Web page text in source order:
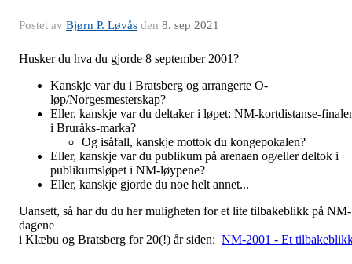
Postet av Bjørn P. Løvås den 8. sep 2021
Husker du hva du gjorde 8 september 2001?
Kanskje var du i Bratsberg og arrangerte O-
løp/Norgesmesterskap?
Eller, kanskje var du deltaker i løpet: NM-kortdistanse-
i Bruråks-marka?
Og isåfall, kanskje mottok du kongepokalen?
Eller, kanskje var du publikum på arenaen og/eller deltok i
publikumsløpet i NM-løypene?
Eller, kanskje gjorde du noe helt annet...
Uansett, så har du du her muligheten for et lite tilbakeblikk på NM-
dagene
i Klæbu og Bratsberg for 20(!) år siden: NM-2001 - Et